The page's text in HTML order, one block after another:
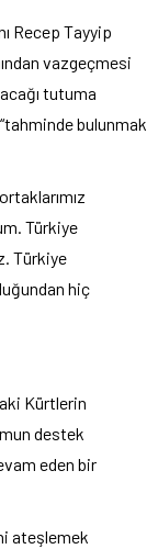
Recep Tayyip
vazgeçmesi
tutuma
bulunmak
Türkiye
Türkiye
hiç
Kürtlerin
destek
eden bir
ateşlemek